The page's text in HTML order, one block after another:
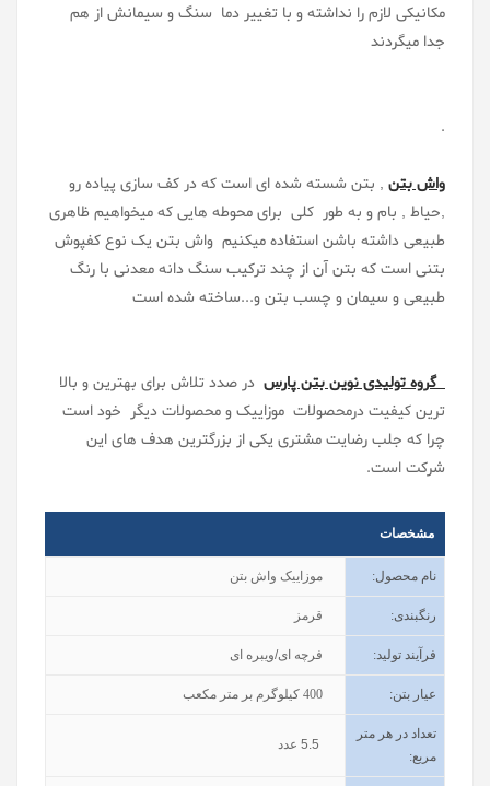
مکانیکی لازم را نداشته و با تغییر دما سنگ و سیمانش از هم
جدا میگردند
.
واش بتن , بتن شسته شده ای است که در کف سازی پیاده رو
,حیاط , بام و به طور کلی برای محوطه هایی که میخواهیم ظاهری
طبیعی داشته باشن استفاده میکنیم واش بتن یک نوع کفپوش
بتنی است که بتن آن از چند ترکیب سنگ دانه معدنی با رنگ
طبیعی و سیمان و چسب بتن و...ساخته شده است
گروه تولیدی نوین بتن پارس در صدد تلاش برای بهترین و بالا
ترین کیفیت درمحصولات موزاییک و محصولات دیگر خود است
چرا که جلب رضایت مشتری یکی از بزرگترین هدف های این
شرکت است.
مشخصات
نام محصول: موزاییک واش بتن
رنگبندی: قرمز
فرآیند تولید: فرچه ای/ویبره ای
عیار بتن:
400 کیلوگرم بر متر مکعب
تعداد در هر متر
مربع:
5.5 عدد